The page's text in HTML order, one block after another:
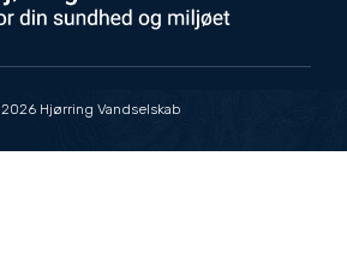
2026 Hjørring Vandselskab